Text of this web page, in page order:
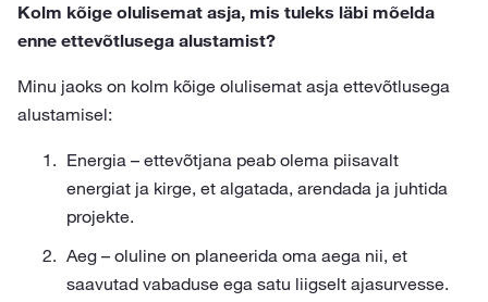
Kolm kõige olulisemat asja, mis tuleks läbi mõelda
enne ettevõtlusega alustamist?
Minu jaoks on kolm kõige olulisemat asja ettevõtlusega
alustamisel:
Energia – ettevõtjana peab olema piisavalt
energiat ja kirge, et algatada, arendada ja juhtida
projekte.
Aeg – oluline on planeerida oma aega nii, et
saavutad vabaduse ega satu liigselt ajasurvesse.